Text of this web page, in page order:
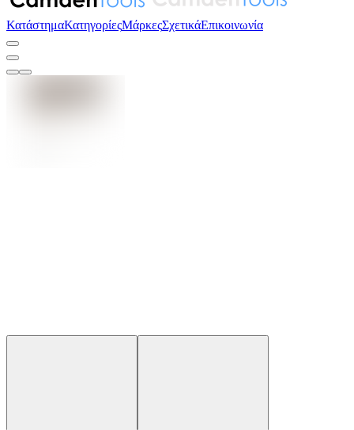
ΚατάστημαΚατηγορίεςΜάρκεςΣχετικάΕπικοινωνία